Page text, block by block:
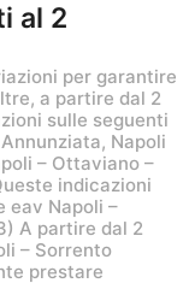
al 2
per garantire
a partire dal 2
sulle seguenti
Napoli
– Ottaviano –
indicazioni
eav Napoli –
A partire dal 2
– Sorrento
prestare